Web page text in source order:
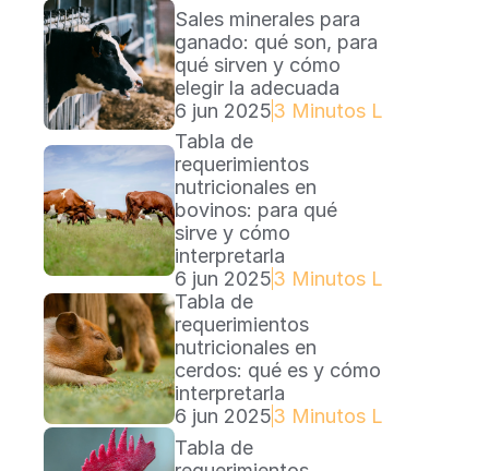
Sales minerales para
ganado: qué son, para
qué sirven y cómo
elegir la adecuada
6 jun 20253 Minutos Lectura
Tabla de
requerimientos
nutricionales en
bovinos: para qué
sirve y cómo
interpretarla
6 jun 20253 Minutos Lectura
Tabla de
requerimientos
nutricionales en
cerdos: qué es y cómo
interpretarla
6 jun 20253 Minutos Lectura
Tabla de